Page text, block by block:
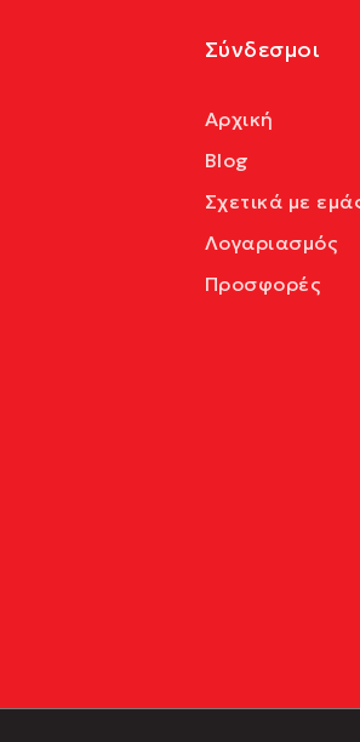
Σύνδεσμοι
Αρχική
Blog
Σχετικά με
Λογαριασμός
Προσφορές